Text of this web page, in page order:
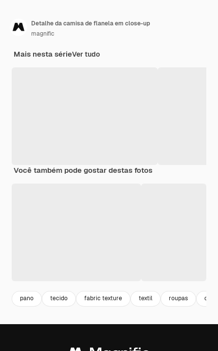
Detalhe da camisa de flanela em close-up
magnific
Mais nesta sérieVer tudo
Você também pode gostar destas fotos
pano tecido fabric texture textil roupas